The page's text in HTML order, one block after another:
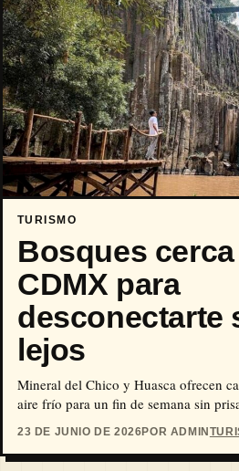
TURISMO
Bosques
CDMX para
desconectarte
lejos
Mineral del Chico y Huasca ofrecen
aire frío para un fin de semana sin
23 DE JUNIO DE 2026POR ADMIN